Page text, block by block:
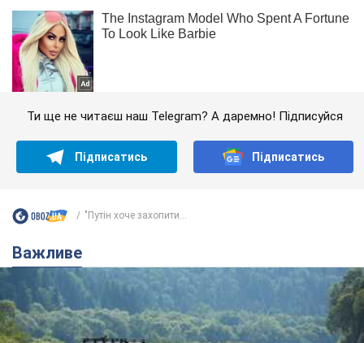
Ти ще не читаєш наш Telegram? А даремно! Підписуйся
Підписатись Підписатись
"Путін хоче захопити...
Важливе